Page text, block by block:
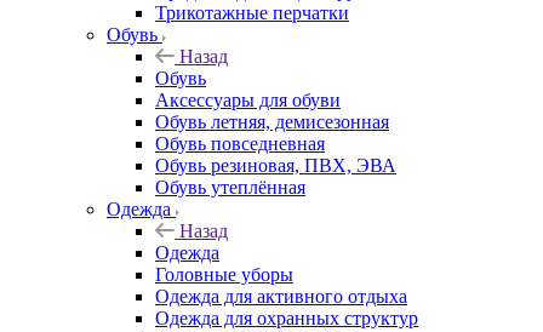
Трикотажные перчатки
Обувь
Назад
Обувь
Аксессуары для обуви
Обувь летняя, демисезонная
Обувь повседневная
Обувь резиновая, ПВХ, ЭВА
Обувь утеплённая
Одежда
Назад
Одежда
Головные уборы
Одежда для активного отдыха
Одежда для охранных структур